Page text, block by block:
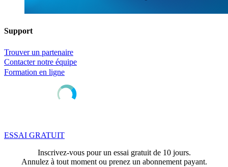
Support
Trouver un partenaire
Contacter notre équipe
Formation en ligne
ESSAI GRATUIT
Inscrivez-vous pour un essai gratuit de 10 jours.
Annulez à tout moment ou prenez un abonnement payant.